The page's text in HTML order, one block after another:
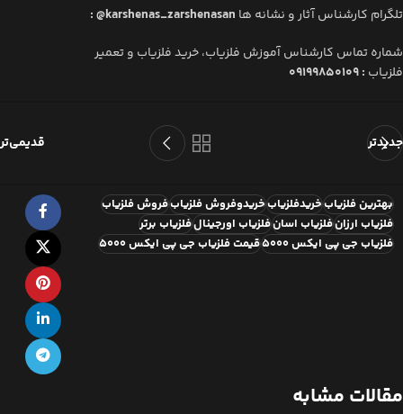
تلگرام کارشناس آثار و نشانه ها : @karshenas_zarshenasan
شماره تماس کارشناس آموزش فلزیاب، خرید فلزیاب و تعمیر
فلزیاب :
جدیدتر قدیمی‌تر
بهترین فلزیابخریدفلزیابخریدوفروش فلزیابفروش فلزیاب
فلزیاب ارزانفلزیاب اسانفلزیاب اورجینالفلزیاب برتر
فلزیاب جی پی ایکس 5000
قیمت فلزیاب جی پی ایکس 5000
مقالات مشابه